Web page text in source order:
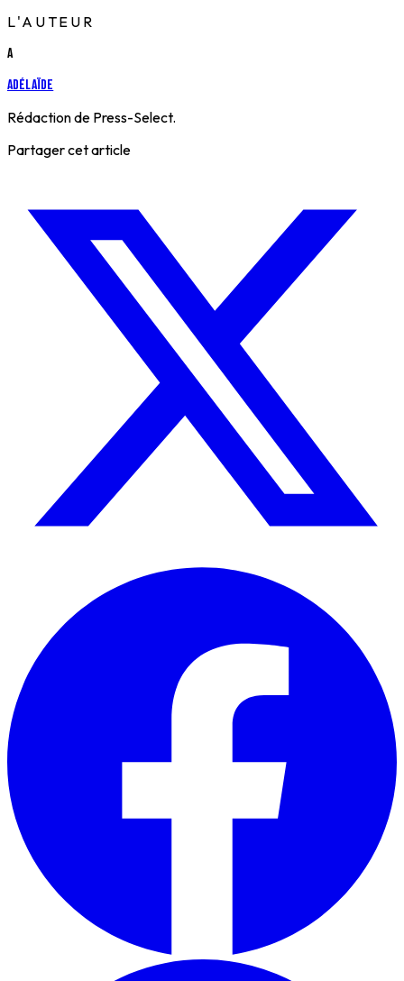
L'AUTEUR
A
Adélaïde
Rédaction de Press-Select.
Partager cet article